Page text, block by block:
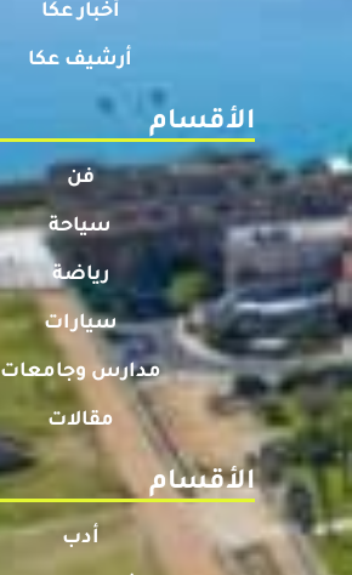
أخبار عكا
أرشيف عكا
الأقسام
فن
سياحة
رياضة
سيارات
مدارس وجامعات
مقالات
الأقسام
أدب